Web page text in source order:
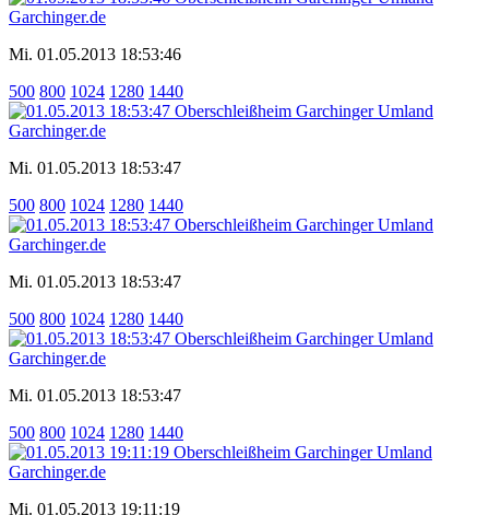
Mi. 01.05.2013 18:53:46
500 800 1024 1280 1440
Mi. 01.05.2013 18:53:47
500 800 1024 1280 1440
Mi. 01.05.2013 18:53:47
500 800 1024 1280 1440
Mi. 01.05.2013 18:53:47
500 800 1024 1280 1440
Mi. 01.05.2013 19:11:19